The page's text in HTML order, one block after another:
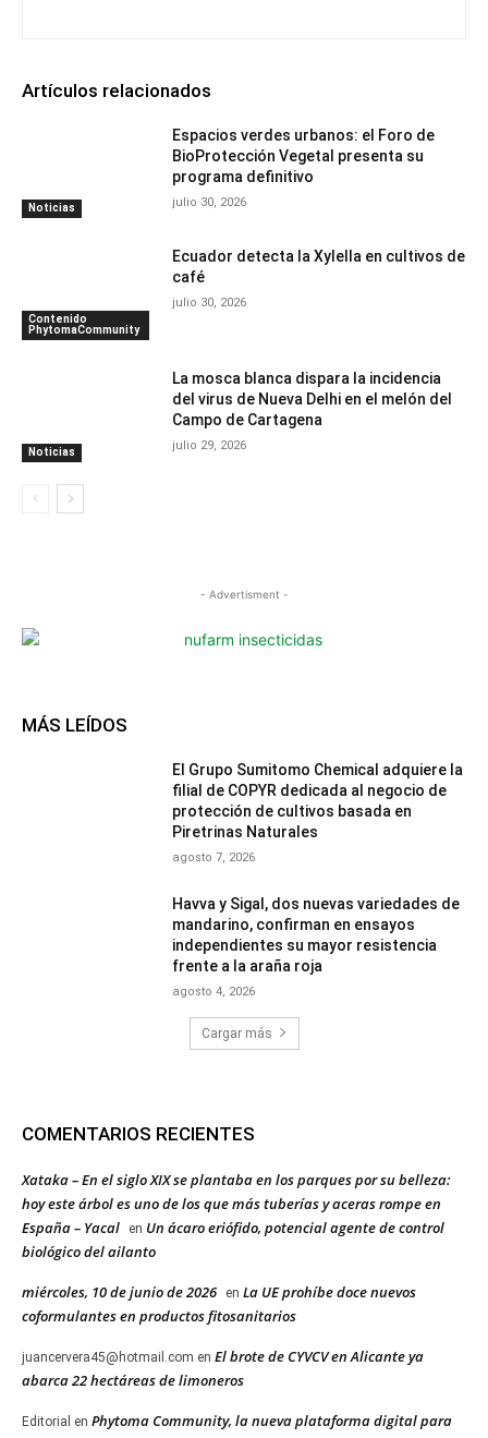
Artículos relacionados
Noticias
Espacios verdes urbanos: el Foro de
BioProtección Vegetal presenta su
programa definitivo
julio 30, 2026
Contenido
PhytomaCommunity
Ecuador detecta la Xylella en cultivos de
café
julio 30, 2026
Noticias
La mosca blanca dispara la incidencia
del virus de Nueva Delhi en el melón del
Campo de Cartagena
julio 29, 2026
- Advertisment -
MÁS LEÍDOS
El Grupo Sumitomo Chemical adquiere la
filial de COPYR dedicada al negocio de
protección de cultivos basada en
Piretrinas Naturales
agosto 7, 2026
Havva y Sigal, dos nuevas variedades de
mandarino, confirman en ensayos
independientes su mayor resistencia
frente a la araña roja
agosto 4, 2026
Cargar más
COMENTARIOS RECIENTES
Xataka – En el siglo XIX se plantaba en los parques por su belleza:
hoy este árbol es uno de los que más tuberías y aceras rompe en
España – Yacal
en Un ácaro eriófido, potencial agente de control
biológico del ailanto
miércoles, 10 de junio de 2026 en La UE prohíbe doce nuevos
coformulantes en productos fitosanitarios
juancervera45@hotmail.com en El brote de CYVCV en Alicante ya
abarca 22 hectáreas de limoneros
Editorial en Phytoma Community, la nueva plataforma digital para